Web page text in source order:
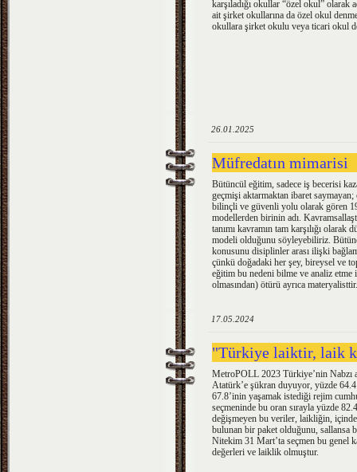
karşıladığı okullar “özel okul” olarak
ait şirket okullarına da özel okul
okullara şirket okulu veya ticari okul
26.01.2025
Müfredatın mimarisi
Bütüncül eğitim, sadece iş becerisi
geçmişi aktarmaktan ibaret
bilinçli ve güvenli yolu olarak gören
modellerden birinin adı.
tanımı kavramın tam karşılığı
modeli olduğunu söyleyebiliriz.
konusunu disiplinler arası ilişki
çünkü doğadaki her şey, bireysel ve
eğitim bu nedeni bilme ve analiz
olmasından) ötürü ayrıca materyalisttir.
17.05.2024
"Türkiye laiktir, laik
MetroPOLL 2023 Türkiye’nin Nabzı
Atatürk’e şükran duyuyor, yüzde
67.8’inin yaşamak istediği rejim
seçmeninde bu oran sırayla yüzde
değişmeyen bu veriler, laikliğin,
bulunan bir paket olduğunu, sallansa
Nitekim 31 Mart’ta seçmen bu genel
değerleri ve laiklik olmuştur.